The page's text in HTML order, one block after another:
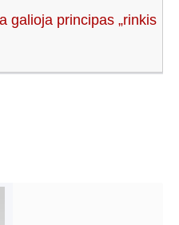
galioja principas „rinkis